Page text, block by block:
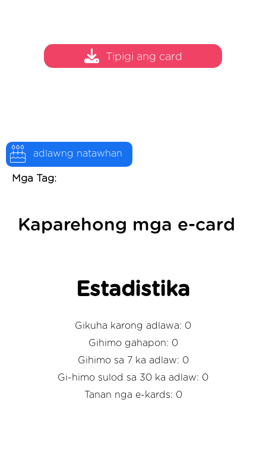
adlawng natawhan
Mga Tag:
Tipigi ang card
Kaparehong mga e-card
Estadistika
Gikuha karong adlawa: 0
Gihimo gahapon: 0
Gihimo sa 7 ka adlaw: 0
Gi-himo sulod sa 30 ka adlaw: 0
Tanan nga e-kards: 0